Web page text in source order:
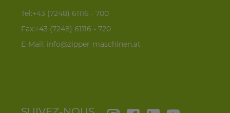
Tel:+43 (7248) 61116 - 700
Fax:+43 (7248) 61116 - 720
E-Mail: info@zipper-maschinen.at